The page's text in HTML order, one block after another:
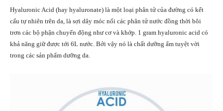
Hyaluronic Acid (hay hyaluronate) là một loại phân tử của đường có kết
cấu tự nhiên trên da, là sợi dây móc nối các phân tử nước đồng thời bôi
trơn các bộ phận chuyển động như cơ và khớp. 1 gram hyaluronic acid có
khả năng giữ được tới 6L nước. Bởi vậy nó là chất dưỡng ẩm tuyệt vời
trong các sản phẩm dưỡng da.